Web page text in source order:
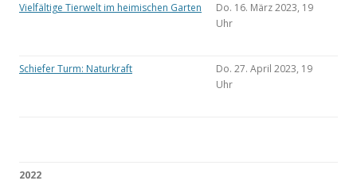
Vielfältige Tierwelt im heimischen Garten
Do. 16. März 2023, 19
Uhr
Schiefer Turm: Naturkraft
Do. 27. April 2023, 19
Uhr
2022